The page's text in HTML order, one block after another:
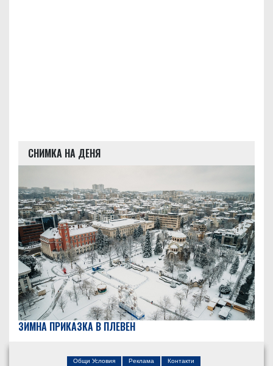
СНИМКА НА ДЕНЯ
ЗИМНА ПРИКАЗКА В ПЛЕВЕН
Общи Условия Реклама Контакти